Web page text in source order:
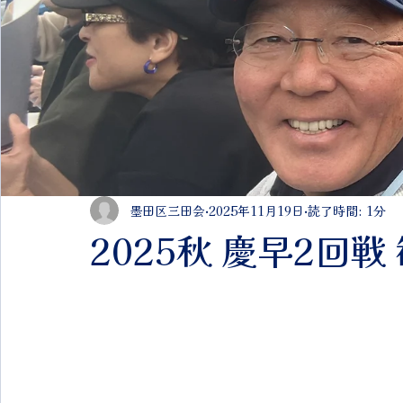
2025秋 慶早2回戦
墨田区三田会 2025年11月19日 読了時間: 1分